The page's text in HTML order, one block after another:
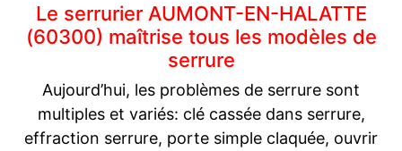
Le serrurier AUMONT-EN-HALATTE
(60300) maîtrise tous les modèles de
serrure
Aujourd’hui, les problèmes de serrure sont
multiples et variés: clé cassée dans serrure,
effraction serrure, porte simple claquée, ouvrir